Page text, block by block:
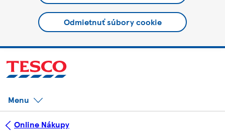
Odmietnuť súbory cookie
Menu
Online Nákupy